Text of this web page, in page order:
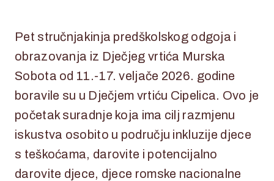
Pet stručnjakinja predškolskog odgoja i
obrazovanja iz Dječjeg vrtića Murska
Sobota od 11.-17. veljače 2026. godine
boravile su u Dječjem vrtiću Cipelica. Ovo je
početak suradnje koja ima cilj razmjenu
iskustva osobito u području inkluzije djece
s teškoćama, darovite i potencijalno
darovite djece, djece romske nacionalne